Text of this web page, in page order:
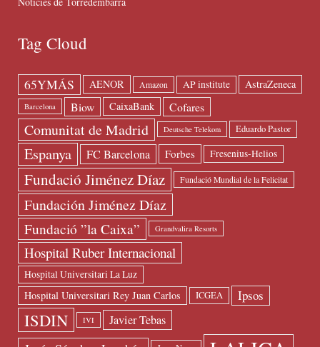
Tag Cloud
65YMÁS AENOR Amazon AP institute AstraZeneca
Barcelona Biow CaixaBank Cofares
Comunitat de Madrid Deutsche Telekom Eduardo Pastor
Espanya FC Barcelona Forbes Fresenius-Helios
Fundació Jiménez Díaz Fundació Mundial de la Felicitat
Fundación Jiménez Díaz
Fundació ”la Caixa” Grandvalira Resorts
Hospital Ruber Internacional
Hospital Universitari La Luz
Hospital Universitari Rey Juan Carlos ICGEA Ipsos
ISDIN IVI Javier Tebas